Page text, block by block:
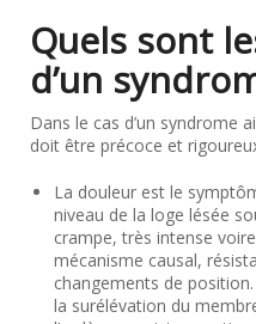
Quels sont
d’un
Dans le cas d’un syndrome
doit être précoce et
La douleur est le
niveau de la loge lésée
crampe, très intense
mécanisme causal,
changements de
la surélévation du